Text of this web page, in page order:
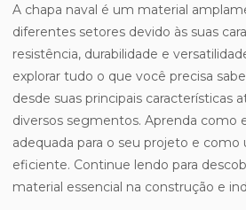
A chapa naval é um material
diferentes setores devido às suas
resistência, durabilidade e
explorar tudo o que você precisa
desde suas principais características
diversos segmentos. Aprenda como
adequada para o seu projeto e como
eficiente. Continue lendo para
material essencial na construção e